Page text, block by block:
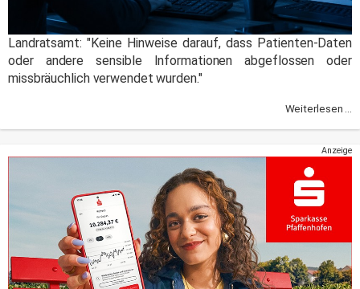
Landratsamt: "Keine Hinweise darauf, dass Patienten-Daten
oder andere sensible Informationen abgeflossen oder
missbräuchlich verwendet wurden."
Weiterlesen ...
Anzeige